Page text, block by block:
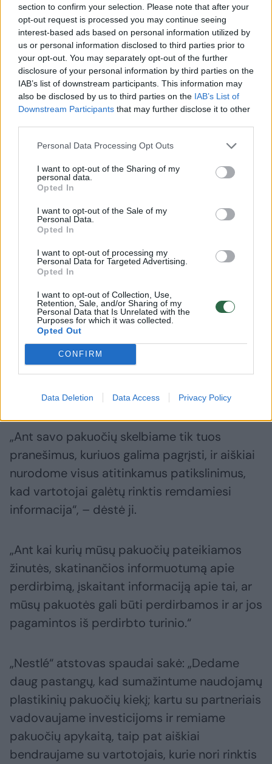
section to confirm your selection. Please note that after your
opt-out request is processed you may continue seeing
interest-based ads based on personal information utilized by
us or personal information disclosed to third parties prior to
your opt-out. You may separately opt-out of the further
disclosure of your personal information by third parties on the
IAB’s list of downstream participants. This information may
also be disclosed by us to third parties on the IAB’s List of
Downstream Participants that may further disclose it to other
Personal Data Processing Opt Outs
I want to opt-out of the Sharing of my
personal data.
Opted In
I want to opt-out of the Sale of my
Personal Data.
Opted In
I want to opt-out of processing my
Personal Data for Targeted Advertising.
Opted In
I want to opt-out of Collection, Use,
Retention, Sale, and/or Sharing of my
Personal Data that Is Unrelated with the
Purposes for which it was collected.
Opted Out
CONFIRM
Data Deletion Data Access Privacy Policy
„Įrodymai akivaizdūs – plastikiniai vandens
buteliai Europoje paprasčiausiai
neperdirbami, kad iš jų vėl ir vėl būtų
gaminami nauji buteliai“, – sakė „ClientEarth“
plastikų teisininkė Rosa Pritchard.
„100 proc. butelių perdirbimo lygis techniškai
neįmanomas, o tai, kad buteliai pagaminti iš
perdirbto plastiko, nereiškia, kad jie nekenkia
žmonėms ir planetai.“ „Svarbu, kad įmonės
nevaizduotų perdirbimo kaip sidabrinės
kulkos, padedančios įveikti plastiko krizę –
vietoj to jos turi sutelkti pastangas į plastiko
Atsakydama į tai, „Coca-Cola“ teigė, kad
„stengiasi mažinti naudojamų plastikinių
pakuočių kiekį ir investuoja, kad surinktų ir
perdirbtų lygiavertę mūsų naudojamų
pakuočių dalį“.
„Ant savo pakuočių skelbiame tik tuos
pranešimus, kuriuos galima pagrįsti, ir aiškiai
nurodome visus atitinkamus patikslinimus,
kad vartotojai galėtų rinktis remdamiesi
informacija“, – dėstė ji.
„Ant kai kurių mūsų pakuočių pateikiamos
žinutės, skatinančios informuotumą apie
perdirbimą, įskaitant informaciją apie tai, ar
mūsų pakuotės gali būti perdirbamos ir ar jos
pagamintos iš perdirbto turinio.“
„Nestlé“ atstovas spaudai sakė: „Dedame
daug pastangų, kad sumažintume naudojamų
plastikinių pakuočių kiekį; kartu su partneriais
vadovaujame investicijoms ir remiame
pakuočių apykaitą, taip pat aiškiai
bendraujame su vartotojais, kurie nori rinktis